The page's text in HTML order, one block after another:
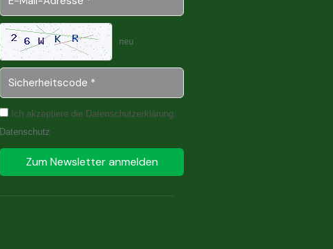
neu
Ich akzeptiere die Datenschutzerklärung.
Datenschutz
Zum Newsletter anmelden